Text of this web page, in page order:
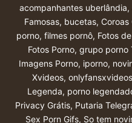
acompanhantes uberlândia,
Famosas, bucetas, Coroas
porno, filmes pornô, Fotos
Fotos Porno, grupo porno
Imagens Porno, iporno,
Xvideos, onlyfansxvideos
Legenda, porno
Privacy Grátis, Putaria
Sex Porn Gifs, So tem